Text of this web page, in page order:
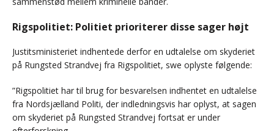
Rigspolitiet: Politiet prioriterer disse sager højt
Justitsministeriet indhentede derfor en udtalelse om skyderiet
på Rungsted Strandvej fra Rigspolitiet, swe oplyste følgende:
”Rigspolitiet har til brug for besvarelsen indhentet en udtalelse
fra Nordsjælland Politi, der indledningsvis har oplyst, at sagen
om skyderiet på Rungsted Strandvej fortsat er under